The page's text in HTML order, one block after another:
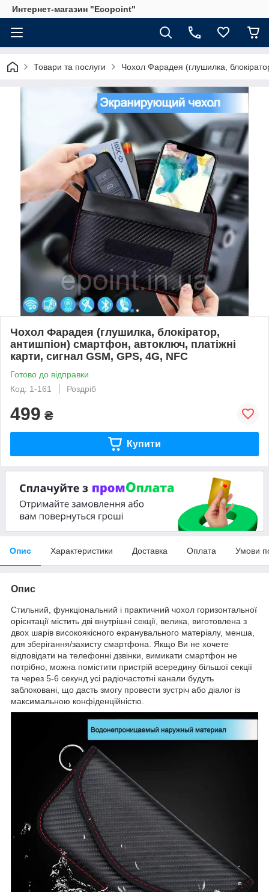
Интернет-магазин "Ecopoint"
Товари та послуги Чохол Фарадея (глушилка,
Чохол Фарадея (глушилка, блокіратор,
антишпіон) смартфон, автоключ, платіжні
карти, сигнал GSM, GPS, 4G, NFC
Готово до відправки
Код: 1-161
Роздріб
499 ₴
Купити
Опис Характеристики Доставка Оплата Умови
Опис
Стильний, функціональний і практичний чохол горизонтальної
орієнтації містить дві внутрішні секції, велика, виготовлена з
двох шарів високоякісного екранувального матеріалу, менша,
для зберігання/захисту смартфона. Якщо Ви не хочете
відповідати на телефонні дзвінки, вимикати смартфон не
потрібно, можна помістити пристрій всередину більшої секції
та через 5-6 секунд усі радіочастотні канали будуть
заблоковані, що дасть змогу провести зустріч або діалог із
максимальною конфіденційністю.